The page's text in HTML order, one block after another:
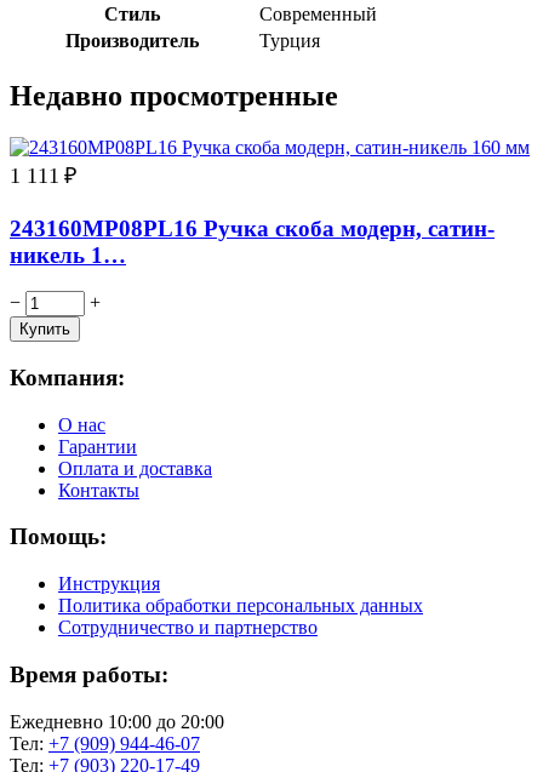
Стиль
Современный
Производитель
Турция
Недавно просмотренные
1 111 ₽
243160MP08PL16 Ручка скоба модерн, сатин-
никель 1…
− +
Компания:
О нас
Гарантии
Оплата и доставка
Контакты
Помощь:
Инструкция
Политика обработки персональных данных
Сотрудничество и партнерство
Время работы:
Ежедневно 10:00 до 20:00
Тел: +7 (909) 944-46-07
Тел: +7 (903) 220-17-49